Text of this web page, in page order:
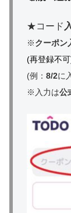
★コード
※クーポン
(再登録不
(例： 8/2に
※入力は公